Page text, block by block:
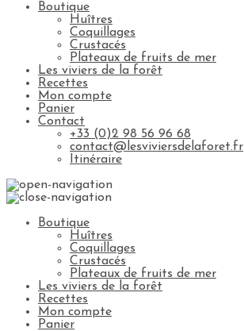
Boutique
Huîtres
Coquillages
Crustacés
Plateaux de fruits de mer
Les viviers de la forêt
Recettes
Mon compte
Panier
Contact
+33 (0)2 98 56 96 68
contact@lesviviersdelaforet.fr
Itinéraire
Boutique
Huîtres
Coquillages
Crustacés
Plateaux de fruits de mer
Les viviers de la forêt
Recettes
Mon compte
Panier